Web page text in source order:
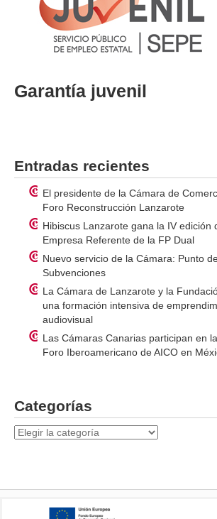
Garantía juvenil
Entradas recientes
El presidente de la Cámara de
Foro Reconstrucción Lanzarote
Hibiscus Lanzarote gana la IV edición
Empresa Referente de la FP Dual
Nuevo servicio de la Cámara: Punto
Subvenciones
La Cámara de Lanzarote y la
una formación intensiva de
audiovisual
Las Cámaras Canarias participan en
Foro Iberoamericano de AICO en
Categorías
Categorías